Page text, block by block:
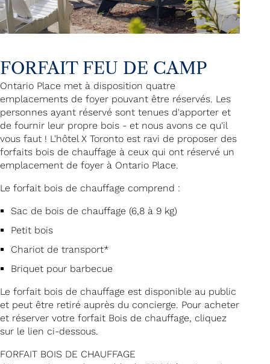
FORFAIT FEU DE CAMP
Ontario Place met à disposition quatre
emplacements de foyer pouvant être réservés. Les
personnes ayant réservé sont tenues d'apporter et
de fournir leur propre bois - et nous avons ce qu'il
vous faut ! L'hôtel X Toronto est ravi de proposer des
forfaits bois de chauffage à ceux qui ont réservé un
emplacement de foyer à Ontario Place.
Le forfait bois de chauffage comprend :
Sac de bois de chauffage (6,8 à 9 kg)
Petit bois
Chariot de transport*
Briquet pour barbecue
Le forfait bois de chauffage est disponible au public
et peut être retiré auprès du concierge. Pour acheter
et réserver votre forfait Bois de chauffage, cliquez
sur le lien ci-dessous.
FORFAIT BOIS DE CHAUFFAGE